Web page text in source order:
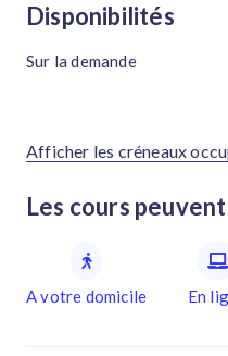
Disponibilités
Sur la demande
Afficher les créneaux
Les cours
A votre domicile En